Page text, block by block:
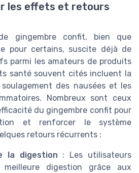
les effets et retours
gingembre confit, bien que
pour certains, suscite déjà de
parmi les amateurs de produits
santé souvent cités incluent la
des nausées et les
Nombreux sont ceux
du gingembre confit pour
et renforcer le système
retours récurrents :
la digestion : Les utilisateurs
digestion grâce aux